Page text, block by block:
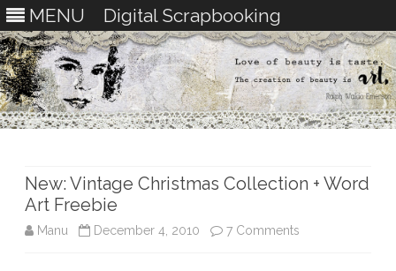
MENU Digital Scrapbooking
New: Vintage Christmas Collection + Word
Art Freebie
Manu December 4, 2010 7 Comments